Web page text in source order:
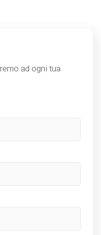
ad ogni tua